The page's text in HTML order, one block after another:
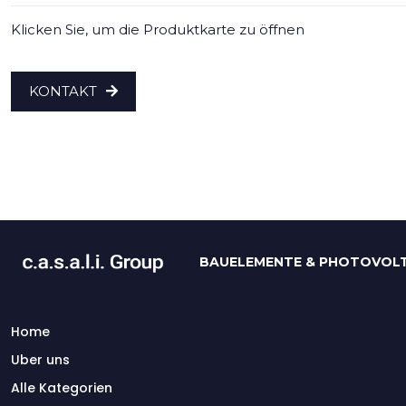
Klicken Sie, um die Produktkarte zu öffnen
KONTAKT
BAUELEMENTE &
Home
Uber uns
Alle Kategorien